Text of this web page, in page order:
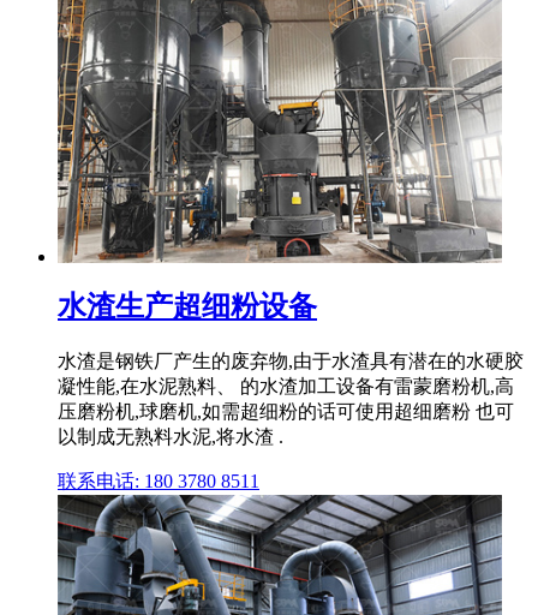
水渣生产超细粉设备
水渣是钢铁厂产生的废弃物,由于水渣具有潜在的水硬胶
凝性能,在水泥熟料、 的水渣加工设备有雷蒙磨粉机,高
压磨粉机,球磨机,如需超细粉的话可使用超细磨粉 也可
以制成无熟料水泥,将水渣 .
联系电话: 180 3780 8511